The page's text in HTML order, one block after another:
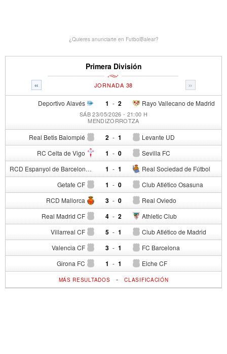
¿Quieres anunciarte en FutbolBalear?
Primera División
« »
JORNADA 38
Deportivo Alavés 1 - Rayo Vallecano de Madrid
2
SÁB 23/05/2026 - 21:00 H
MENDIZORROTZA
Real Betis Balompié 2 - Levante UD
1
RC Celta de Vigo 1 - Sevilla FC
0
RCD Espanyol de Barcelona 1 - Real Sociedad de Fútbol
1
Getafe CF 1 - Club Atlético Osasuna
0
RCD Mallorca 3 - Real Oviedo
0
Real Madrid CF 4 - Athletic Club
2
Villarreal CF 5 - Club Atlético de Madrid
1
Valencia CF 3 - FC Barcelona
1
Girona FC 1 - Elche CF
1
MÁS RESULTADOS -CLASIFICACIÓN